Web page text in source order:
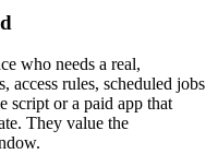
who needs a real,
rules, scheduled jobs
script or a paid app that
They value the